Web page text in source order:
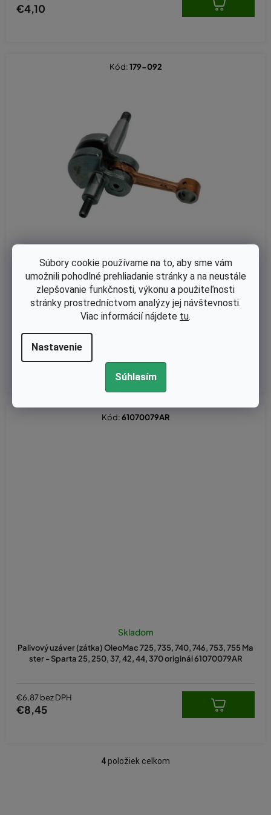
Súbory cookie používame na to, aby sme vám
umožnili pohodlné prehliadanie stránky a na neustále
zlepšovanie funkčnosti, výkonu a použiteľnosti
stránky prostredníctvom analýzy jej návštevnosti.
Viac informácií nájdete tu.
Nastavenie
Súhlasím
€4,10
Kľuková hriadeľ Oleo-Mac 746, 750, 753 - Efco 8460, 8553, 846
0
Skladom
€44,59 bez DPH
€54,85
Kód:179-092
Palivový uzáver (zátka) OleoMac 725, 735, 740, 746, 753, 755 Ma
ster - Sparta 25, 250, 37, 42, 44, 370 originál 61070079AR
Skladom
€6,87 bez DPH
€8,45
Kód:61070079AR
O
4položiek celkom